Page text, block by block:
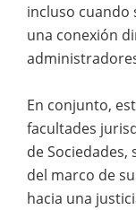
incluso cuando
una conexión
En conjunto,
facultades
de
del marco de
hacia una